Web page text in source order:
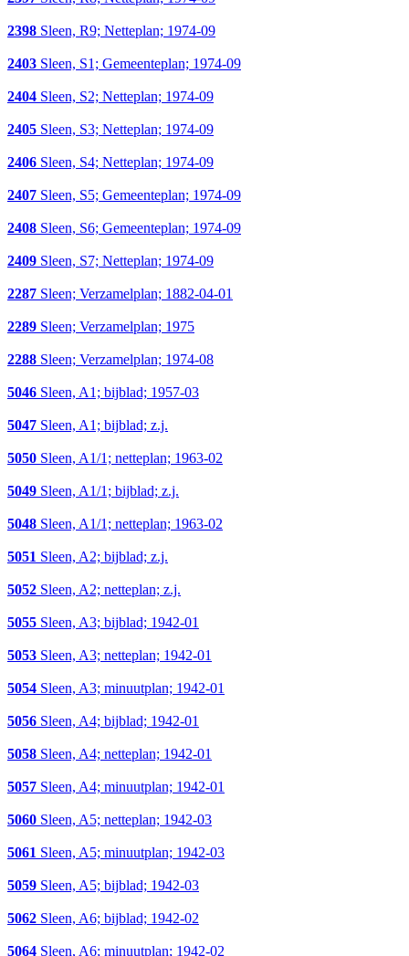
2398 Sleen, R9; Netteplan; 1974-09
2403 Sleen, S1; Gemeenteplan; 1974-09
2404 Sleen, S2; Netteplan; 1974-09
2405 Sleen, S3; Netteplan; 1974-09
2406 Sleen, S4; Netteplan; 1974-09
2407 Sleen, S5; Gemeenteplan; 1974-09
2408 Sleen, S6; Gemeenteplan; 1974-09
2409 Sleen, S7; Netteplan; 1974-09
2287 Sleen; Verzamelplan; 1882-04-01
2289 Sleen; Verzamelplan; 1975
2288 Sleen; Verzamelplan; 1974-08
5046 Sleen, A1; bijblad; 1957-03
5047 Sleen, A1; bijblad; z.j.
5050 Sleen, A1/1; netteplan; 1963-02
5049 Sleen, A1/1; bijblad; z.j.
5048 Sleen, A1/1; netteplan; 1963-02
5051 Sleen, A2; bijblad; z.j.
5052 Sleen, A2; netteplan; z.j.
5055 Sleen, A3; bijblad; 1942-01
5053 Sleen, A3; netteplan; 1942-01
5054 Sleen, A3; minuutplan; 1942-01
5056 Sleen, A4; bijblad; 1942-01
5058 Sleen, A4; netteplan; 1942-01
5057 Sleen, A4; minuutplan; 1942-01
5060 Sleen, A5; netteplan; 1942-03
5061 Sleen, A5; minuutplan; 1942-03
5059 Sleen, A5; bijblad; 1942-03
5062 Sleen, A6; bijblad; 1942-02
5064 Sleen, A6; minuutplan; 1942-02